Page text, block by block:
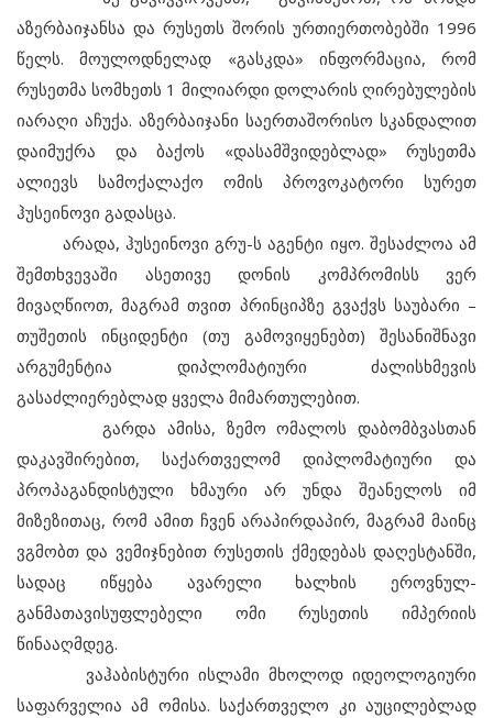
აზერბაიჯანსა და რუსეთს შორის ურთიერთობებში 1996
წელს. მოულოდნელად «გასკდა» ინფორმაცია, რომ
რუსეთმა სომხეთს 1 მილიარდი დოლარის ღირებულების
იარაღი აჩუქა. აზერბაიჯანი საერთაშორისო სკანდალით
დაიმუქრა და ბაქოს «დასამშვიდებლად» რუსეთმა
ალიევს სამოქალაქო ომის პროვოკატორი სურეთ
ჰუსეინოვი გადასცა.
არადა, ჰუსეინოვი გრუ-ს აგენტი იყო. შესაძლოა ამ
შემთხვევაში ასეთივე დონის კომპრომისს ვერ
მივაღწიოთ, მაგრამ თვით პრინციპზე გვაქვს საუბარი –
თუშეთის ინციდენტი (თუ გამოვიყენებთ) შესანიშნავი
არგუმენტია დიპლომატიური ძალისხმევის
გასაძლიერებლად ყველა მიმართულებით.
გარდა ამისა, ზემო ომალოს დაბომბვასთან
დაკავშირებით, საქართველომ დიპლომატიური და
პროპაგანდისტული ხმაური არ უნდა შეანელოს იმ
მიზეზითაც, რომ ამით ჩვენ არაპირდაპირ, მაგრამ მაინც
ვგმობთ და ვემიჯნებით რუსეთის ქმედებას დაღესტანში,
სადაც იწყება ავარელი ხალხის ეროვნულ-
განმათავისუფლებელი ომი რუსეთის იმპერიის
წინააღმდეგ.
ვაჰაბისტური ისლამი მხოლოდ იდეოლოგიური
საფარველია ამ ომისა. საქართველო კი აუცილებლად